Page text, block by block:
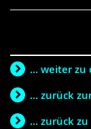
... weiter zu
... zurück
... zurück